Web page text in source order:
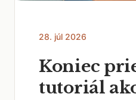
28. júl 2026
Koniec
tutoriál